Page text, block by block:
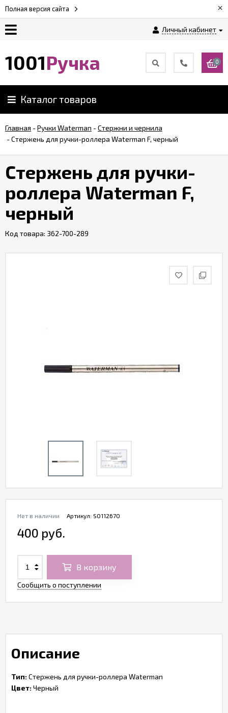
Полная версия сайта ×
Личный кабинет
Возврат
Обзоры
ручек
Контакты
1001Ручка 0
Каталог товаров
Главная -Ручки Waterman -Стержни и чернила
-Стержень для ручки-роллера Waterman F, черный
Стержень для ручки-
роллера Waterman F,
черный
Код товара: 362-700-289
Артикул: S0112670
Нет в наличии
400 руб.
В корзину
Сообщить о поступлении
Описание
Тип:Стержень для ручки-роллера Waterman
Цвет:Черный